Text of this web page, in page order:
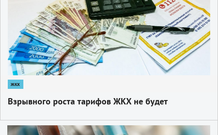
жкх
Взрывного роста тарифов ЖКХ не будет
1